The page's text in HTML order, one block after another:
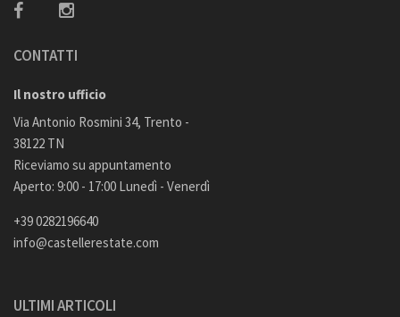
CONTATTI
Il nostro ufficio
Via Antonio Rosmini 34, Trento -
38122 TN
Riceviamo su appuntamento
Aperto: 9:00 - 17:00 Lunedì - Venerdì
+39 0282196640
info@castellerestate.com
ULTIMI ARTICOLI